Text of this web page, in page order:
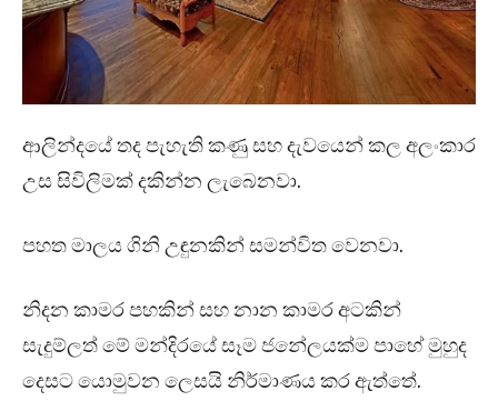
ආලින්දයේ තද පැහැති කණු සහ දැවයෙන් කල අලංකාර
උස සිවිලිමක් දකින්න ලැබෙනවා.
පහත මාලය ගිනි උඳුනකින් සමන්විත වෙනවා.
නිදන කාමර පහකින් සහ නාන කාමර අටකින්
සැදුම්ලත් මේ මන්දිරයේ සෑම ජනේලයක්ම පාහේ මුහුද
දෙසට යොමුවන ලෙසයි නිර්මාණය කර ඇත්තේ.